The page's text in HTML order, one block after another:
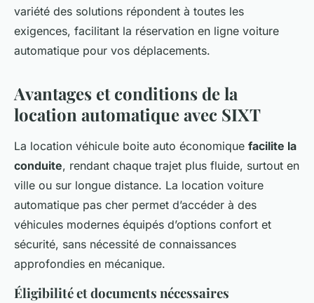
variété des solutions répondent à toutes les
exigences, facilitant la réservation en ligne voiture
automatique pour vos déplacements.
Avantages et conditions de la
location automatique avec SIXT
La location véhicule boite auto économique facilite la
conduite, rendant chaque trajet plus fluide, surtout en
ville ou sur longue distance. La location voiture
automatique pas cher permet d’accéder à des
véhicules modernes équipés d’options confort et
sécurité, sans nécessité de connaissances
approfondies en mécanique.
Éligibilité et documents nécessaires